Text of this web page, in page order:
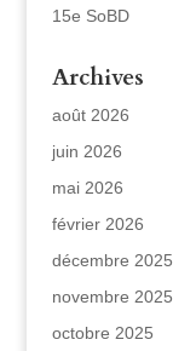
15e SoBD
Archives
août 2026
juin 2026
mai 2026
février 2026
décembre 2025
novembre 2025
octobre 2025